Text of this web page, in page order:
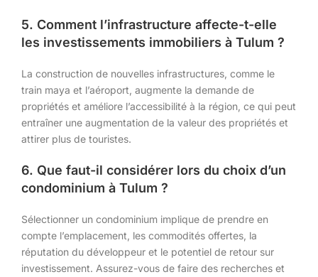
5. Comment l’infrastructure affecte-t-elle
les investissements immobiliers à Tulum ?
La construction de nouvelles infrastructures, comme le
train maya et l’aéroport, augmente la demande de
propriétés et améliore l’accessibilité à la région, ce qui peut
entraîner une augmentation de la valeur des propriétés et
attirer plus de touristes.
6. Que faut-il considérer lors du choix d’un
condominium à Tulum ?
Sélectionner un condominium implique de prendre en
compte l’emplacement, les commodités offertes, la
réputation du développeur et le potentiel de retour sur
investissement. Assurez-vous de faire des recherches et